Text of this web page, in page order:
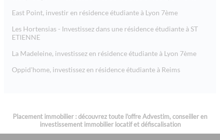
East Point, investir en résidence étudiante à Lyon 7ème
Les Hortensias - Investissez dans une résidence étudiante à ST
ETIENNE
La Madeleine, investissez en résidence étudiante à Lyon 7ème
Oppid'home, investissez en résidence étudiante à Reims
Placement immobilier : découvrez toute l'offre Advestim, conseiller en
investissement immobilier locatif et défiscalisation